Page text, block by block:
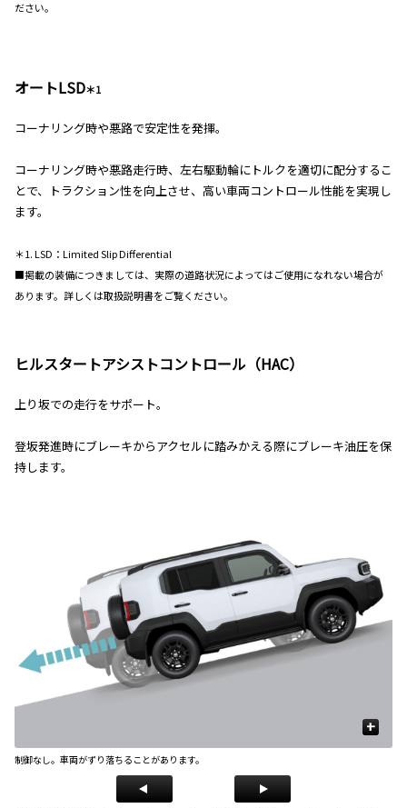
ださい。
オートLSD＊1
コーナリング時や悪路で安定性を発揮。
コーナリング時や悪路走行時、左右駆動輪にトルクを適切に配分するこ
とで、トラクション性を向上させ、高い車両コントロール性能を実現し
ます。
＊1. LSD：Limited Slip Differential
■掲載の装備につきましては、実際の道路状況によってはご使用になれない場合が
あります。詳しくは取扱説明書をご覧ください。
ヒルスタートアシストコントロール（HAC）
上り坂での走行をサポート。
登坂発進時にブレーキからアクセルに踏みかえる際にブレーキ油圧を保
持します。
+
制御なし。車両がずり落ちることがあります。